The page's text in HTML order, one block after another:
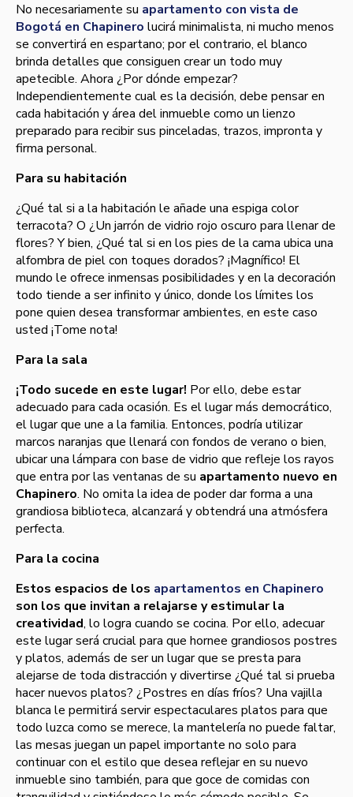
No necesariamente su apartamento con vista de
Bogotá en Chapinero lucirá minimalista, ni mucho menos
se convertirá en espartano; por el contrario, el blanco
brinda detalles que consiguen crear un todo muy
apetecible. Ahora ¿Por dónde empezar?
Independientemente cual es la decisión, debe pensar en
cada habitación y área del inmueble como un lienzo
preparado para recibir sus pinceladas, trazos, impronta y
firma personal.
Para su habitación
¿Qué tal si a la habitación le añade una espiga color
terracota? O ¿Un jarrón de vidrio rojo oscuro para llenar de
flores? Y bien, ¿Qué tal si en los pies de la cama ubica una
alfombra de piel con toques dorados? ¡Magní­fico! El
mundo le ofrece inmensas posibilidades y en la decoración
todo tiende a ser infinito y único, donde los lí­mites los
pone quien desea transformar ambientes, en este caso
usted ¡Tome nota!
Para la sala
¡Todo sucede en este lugar! Por ello, debe estar
adecuado para cada ocasión. Es el lugar más democrático,
el lugar que une a la familia. Entonces, podrí­a utilizar
marcos naranjas que llenará con fondos de verano o bien,
ubicar una lámpara con base de vidrio que refleje los rayos
que entra por las ventanas de su apartamento nuevo en
Chapinero. No omita la idea de poder dar forma a una
grandiosa biblioteca, alcanzará y obtendrá una atmósfera
perfecta.
Para la cocina
Estos espacios de los apartamentos en Chapinero
son los que invitan a relajarse y estimular la
creatividad, lo logra cuando se cocina. Por ello, adecuar
este lugar será crucial para que hornee grandiosos postres
y platos, además de ser un lugar que se presta para
alejarse de toda distracción y divertirse ¿Qué tal si prueba
hacer nuevos platos? ¿Postres en dí­as frí­os? Una vajilla
blanca le permitirá servir espectaculares platos para que
todo luzca como se merece, la mantelerí­a no puede faltar,
las mesas juegan un papel importante no solo para
continuar con el estilo que desea reflejar en su nuevo
inmueble sino también, para que goce de comidas con